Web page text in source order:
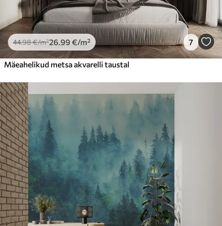
44.98€/m²26.99 €/m² 7
Mäeahelikud metsa akvarelli taustal